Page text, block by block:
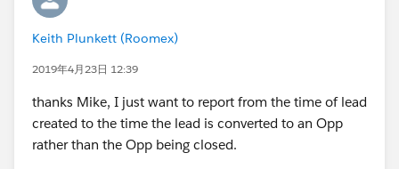
Keith Plunkett (Roomex)
2019年4月23日 12:39
thanks Mike, I just want to report from the time of lead
created to the time the lead is converted to an Opp
rather than the Opp being closed.